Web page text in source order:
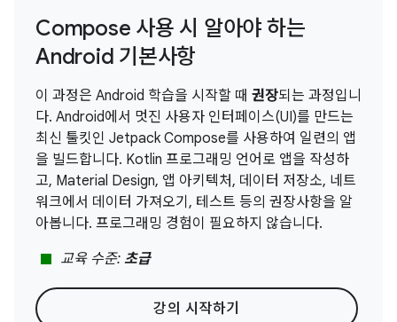
Compose 사용 시 알아야 하는
Android 기본사항
이 과정은 Android 학습을 시작할 때 권장되는 과정입니
다. Android에서 멋진 사용자 인터페이스(UI)를 만드는
최신 툴킷인 Jetpack Compose를 사용하여 일련의 앱
을 빌드합니다. Kotlin 프로그래밍 언어로 앱을 작성하
고, Material Design, 앱 아키텍처, 데이터 저장소, 네트
워크에서 데이터 가져오기, 테스트 등의 권장사항을 알
아봅니다. 프로그래밍 경험이 필요하지 않습니다.
stop 교육 수준: 초급
강의 시작하기